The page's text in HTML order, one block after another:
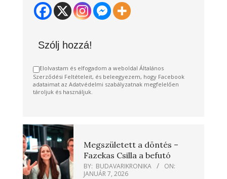
Szólj hozzá!
Elolvastam és elfogadom a weboldal Általános
Szerződési Feltételeit, és beleegyezem, hogy Facebook
adataimat az Adatvédelmi szabályzatnak megfelelően
tároljuk és használjuk.
Megszületett a döntés –
Fazekas Csilla a befutó
BY: BUDAVARIKRONIKA
ON:
JANUÁR 7, 2026